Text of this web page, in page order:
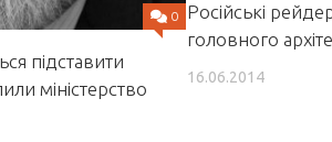
0
підставити
міністерство
Російські
головного
16.06.2014